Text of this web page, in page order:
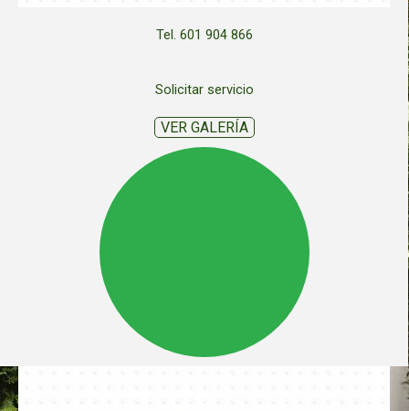
Tel. 601 904 866
Solicitar servicio
VER GALERÍA